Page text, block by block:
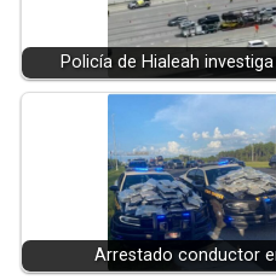
Policía de Hialeah
Arrestado conductor